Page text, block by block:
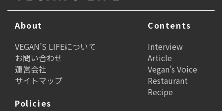
About
VEGAN’S LIFEについて
お問い合わせ
運営会社
サイトマップ
Contents
Interview
Article
Vegan’s Voice
Restaurant
Recipe
Policies